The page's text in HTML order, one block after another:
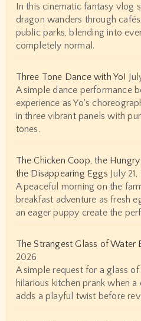
In this cinematic fantasy vlog
dragon wanders through
public parks, blending into
completely normal.
Three Tone Dance with Yo!
A simple dance performance
experience as Yo's
in three vibrant panels with
tones.
The Chicken Coop, the
the Disappearing Eggs July
A peaceful morning on the
breakfast adventure as fresh
an eager puppy create the
The Strangest Glass of Water
2026
A simple request for a glass
hilarious kitchen prank when
adds a playful twist before